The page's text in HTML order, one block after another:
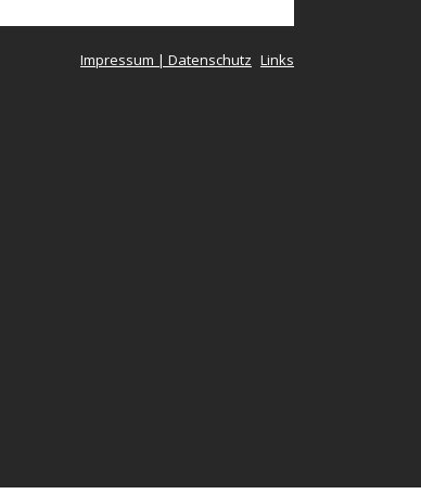
Impressum | Datenschutz Links